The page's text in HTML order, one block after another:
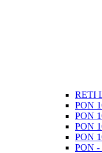
RETI
PON
PON
PON
PON
PON -